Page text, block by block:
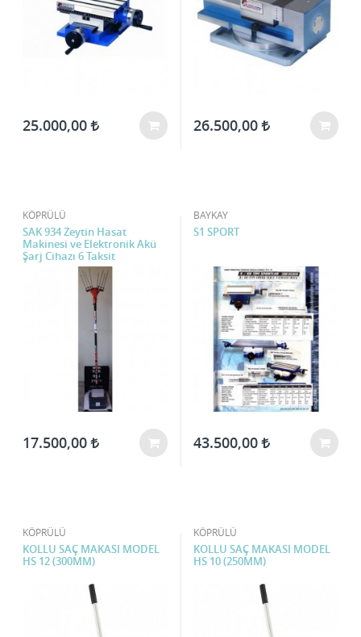
25.000,00 26.500,00
KÖPRÜLÜ
SAK 934 Zeytin Hasat
Makinesi ve Elektronik Akü
Şarj Cihazı 6 Taksit
17.500,00
BAYKAY
S1 SPORT
43.500,00
KÖPRÜLÜ
KOLLU SAÇ MAKASI MODEL
HS 12 (300MM)
KÖPRÜLÜ
KOLLU SAÇ MAKASI MODEL
HS 10 (250MM)